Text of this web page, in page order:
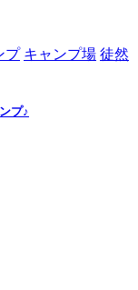
プ キャンプ場 徒然
プ♪